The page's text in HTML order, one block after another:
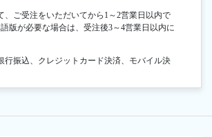
、ご受注をいただいてから1～2営業日以内で
版が必要な場合は、受注後3～4営業日以内に
行振込、クレジットカード決済、モバイル決